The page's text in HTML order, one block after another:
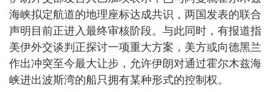
海峡拟定航道的地理座标达成共识，两国发表的联合
声明目前正进入最终审核阶段。与此同时，有报道指
美伊外交谈判正探讨一项重大方案，美方或向德黑兰
作出冲突至今最大让步，允许伊朗对通过霍尔木兹海
峡进出波斯湾的船只拥有某种形式的控制权。